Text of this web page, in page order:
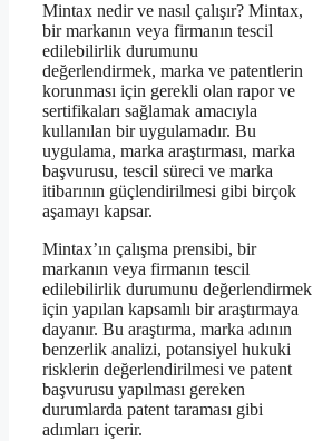
Mintax nedir ve nasıl çalışır? Mintax,
bir markanın veya firmanın tescil
edilebilirlik durumunu
değerlendirmek, marka ve patentlerin
korunması için gerekli olan rapor ve
sertifikaları sağlamak amacıyla
kullanılan bir uygulamadır. Bu
uygulama, marka araştırması, marka
başvurusu, tescil süreci ve marka
itibarının güçlendirilmesi gibi birçok
aşamayı kapsar.
Mintax’ın çalışma prensibi, bir
markanın veya firmanın tescil
edilebilirlik durumunu değerlendirmek
için yapılan kapsamlı bir araştırmaya
dayanır. Bu araştırma, marka adının
benzerlik analizi, potansiyel hukuki
risklerin değerlendirilmesi ve patent
başvurusu yapılması gereken
durumlarda patent taraması gibi
adımları içerir.